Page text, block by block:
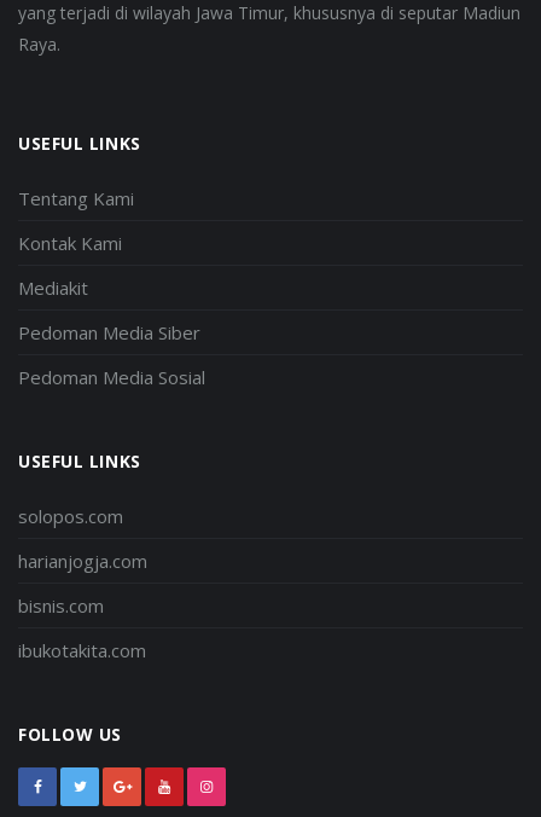
yang terjadi di wilayah Jawa Timur, khususnya di seputar Madiun
Raya.
USEFUL LINKS
Tentang Kami
Kontak Kami
Mediakit
Pedoman Media Siber
Pedoman Media Sosial
USEFUL LINKS
solopos.com
harianjogja.com
bisnis.com
ibukotakita.com
FOLLOW US